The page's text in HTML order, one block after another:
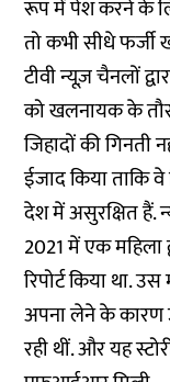
रूप में पेश करने के
तो कभी सीधेफर्जी
टीवी न्यूज़ चैनलों
को खलनायक के
जिहादों की गिनती
ईजाद किया ताकि
देश में असुरक्षित हैं.
2021 में एक महिला
रिपोर्ट किया था. उस
अपना लेने के कारण
रही थीं. और यह